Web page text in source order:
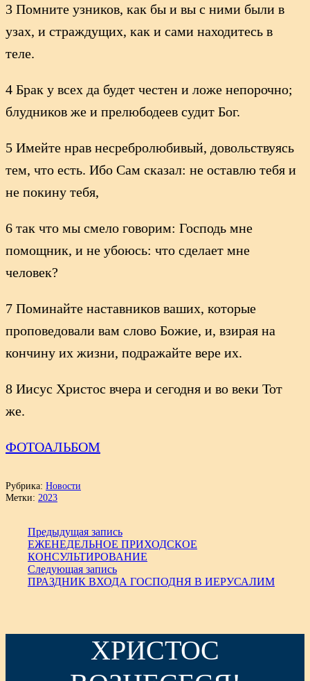
3 Помните узников, как бы и вы с ними были в
узах, и страждущих, как и сами находитесь в
теле.
4 Брак у всех да будет честен и ложе непорочно;
блудников же и прелюбодеев судит Бог.
5 Имейте нрав несребролюбивый, довольствуясь
тем, что есть. Ибо Сам сказал: не оставлю тебя и
не покину тебя,
6 так что мы смело говорим: Господь мне
помощник, и не убоюсь: что сделает мне
человек?
7 Поминайте наставников ваших, которые
проповедовали вам слово Божие, и, взирая на
кончину их жизни, подражайте вере их.
8 Иисус Христос вчера и сегодня и во веки Тот
же.
ФОТОАЛЬБОМ
Рубрика: Новости
Метки: 2023
Предыдущая запись
ЕЖЕНЕДЕЛЬНОЕ ПРИХОДСКОЕ
КОНСУЛЬТИРОВАНИЕ
Следующая запись
ПРАЗДНИК ВХОДА ГОСПОДНЯ В ИЕРУСАЛИМ
ХРИСТОС